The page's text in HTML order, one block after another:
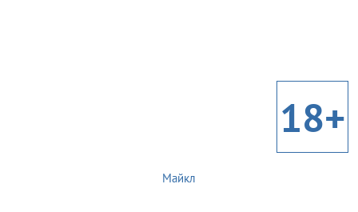
18+
Майкл